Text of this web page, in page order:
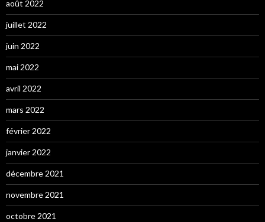
août 2022
juillet 2022
juin 2022
mai 2022
avril 2022
mars 2022
février 2022
janvier 2022
décembre 2021
novembre 2021
octobre 2021